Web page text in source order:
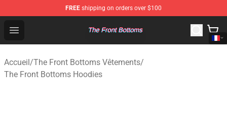
FREE shipping on orders over $100
Open menu
The Front Bottoms Store - Official The Front Bottoms
Accueil/The Front Bottoms Vêtements/
The Front Bottoms Hoodies